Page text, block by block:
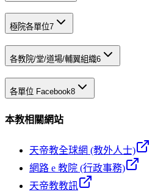
極院各單位7
各教院/堂/道場/輔翼組織6
各單位 Facebook8
本教相關網站
天帝教全球網 (教外人士)
網路 e 教院 (行政事務)
天帝教教訊